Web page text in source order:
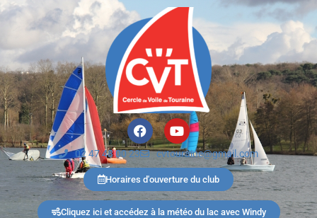
02 47 48 00 23 cvtouraine@gmail.com
Horaires d'ouverture du club
Cliquez ici et accédez à la météo du lac avec Windy